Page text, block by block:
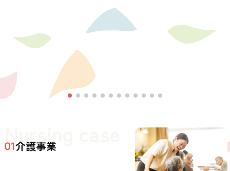
Nursing case
01介護事業